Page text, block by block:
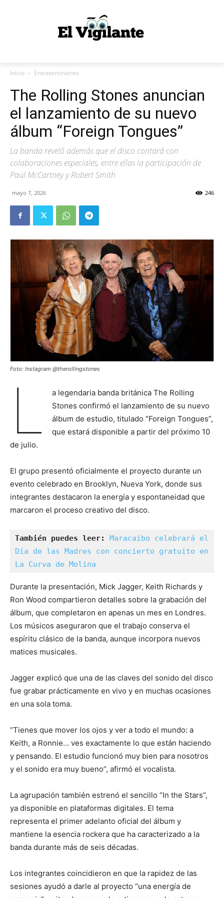
Inicio Entretenimiento
The Rolling Stones anuncian
el lanzamiento de su nuevo
álbum “Foreign Tongues”
La banda reveló además que el disco contará con
colaboraciones especiales, entre ellas la participación de
Paul McCartney y Robert Smith
mayo 7, 2026 246
Foto: Instagram @therollingstones
L
a legendaria banda británica The Rolling
Stones confirmó el lanzamiento de su nuevo
álbum de estudio, titulado “Foreign Tongues”,
que estará disponible a partir del próximo 10
de julio.
El grupo presentó oficialmente el proyecto durante un
evento celebrado en Brooklyn, Nueva York, donde sus
integrantes destacaron la energía y espontaneidad que
marcaron el proceso creativo del disco.
También puedes leer:
Maracaibo celebrará el
Día de las Madres con concierto gratuito en
La Curva de Molina
Durante la presentación, Mick Jagger, Keith Richards y
Ron Wood compartieron detalles sobre la grabación del
álbum, que completaron en apenas un mes en Londres.
Los músicos aseguraron que el trabajo conserva el
espíritu clásico de la banda, aunque incorpora nuevos
matices musicales.
Jagger explicó que una de las claves del sonido del disco
fue grabar prácticamente en vivo y en muchas ocasiones
en una sola toma.
“Tienes que mover los ojos y ver a todo el mundo: a
Keith, a Ronnie… ves exactamente lo que están haciendo
y pensando. El estudio funcionó muy bien para nosotros
y el sonido era muy bueno”, afirmó el vocalista.
La agrupación también estrenó el sencillo “In the Stars”,
ya disponible en plataformas digitales. El tema
representa el primer adelanto oficial del álbum y
mantiene la esencia rockera que ha caracterizado a la
banda durante más de seis décadas.
Los integrantes coincidieron en que la rapidez de las
sesiones ayudó a darle al proyecto “una energía de